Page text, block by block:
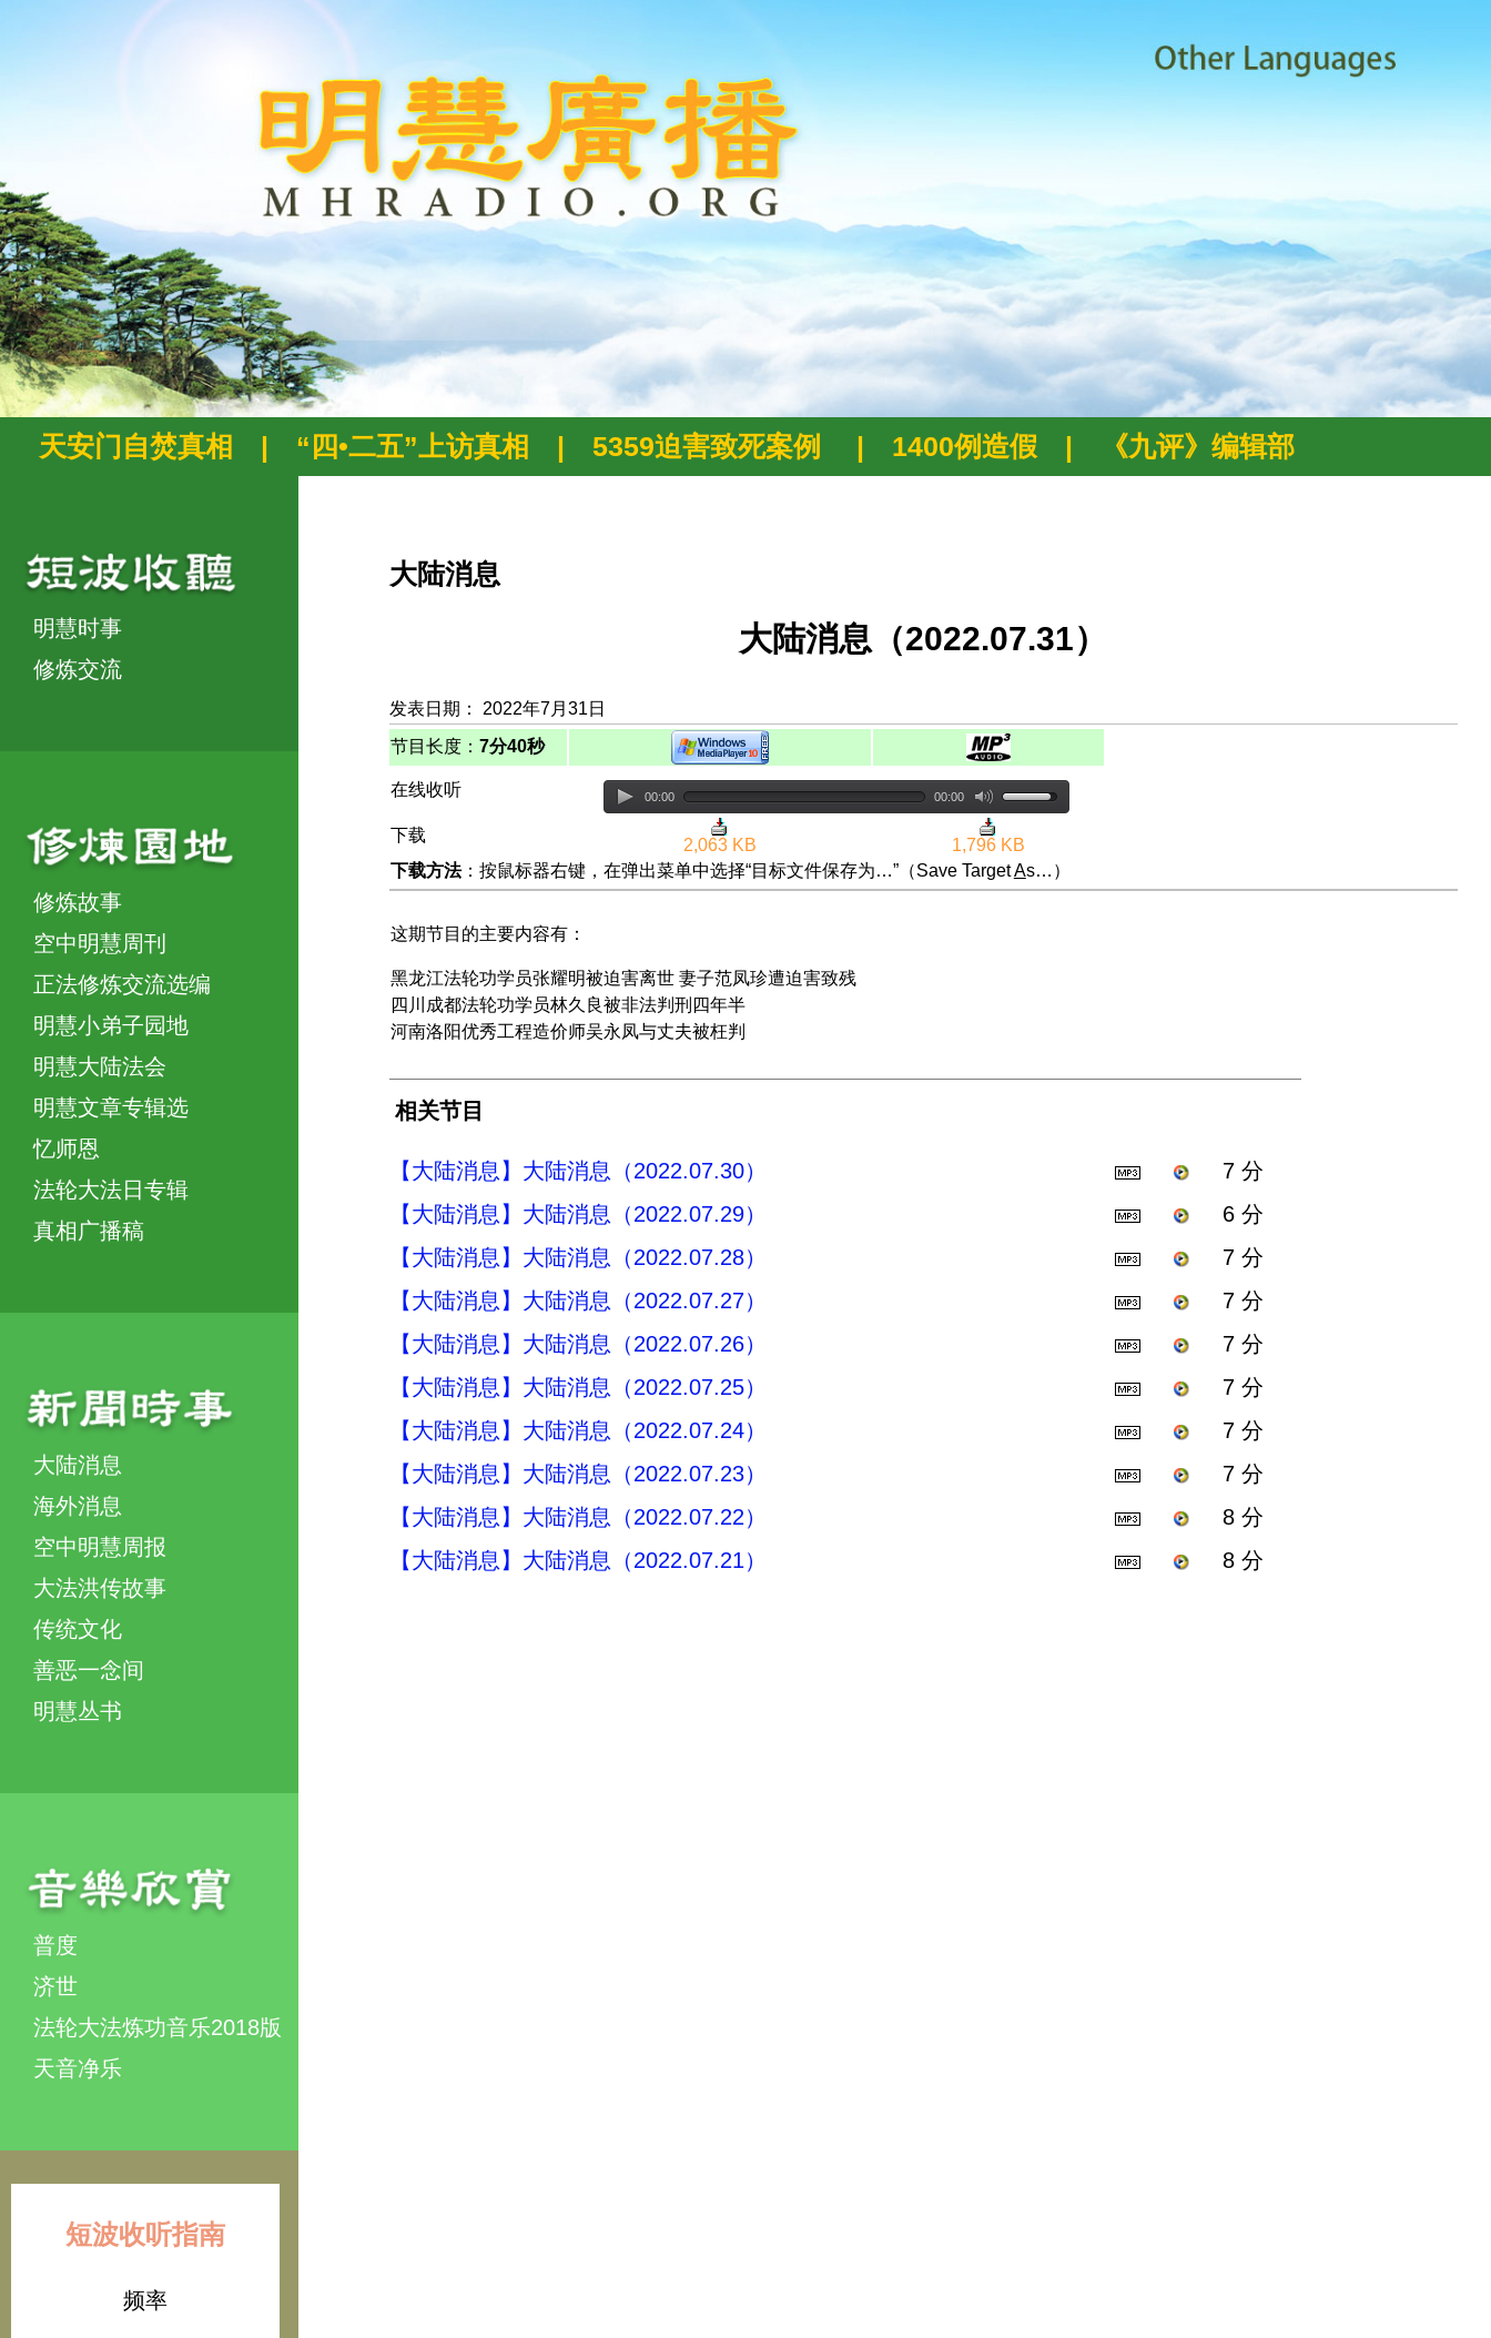
天安门自焚真相 | “四•二五”上访真相 | 5359迫害致死案例 | 1400例造假 | 《九评》编辑部
明慧时事
修炼交流
修炼故事
空中明慧周刊
正法修炼交流选编
明慧小弟子园地
明慧大陆法会
明慧文章专辑选
忆师恩
法轮大法日专辑
真相广播稿
大陆消息
海外消息
空中明慧周报
大法洪传故事
传统文化
善恶一念间
明慧丛书
普度
济世
法轮大法炼功音乐2018版
天音净乐
短波收听指南
频率
大陆消息
大陆消息（2022.07.31）
发表日期： 2022年7月31日
节目长度： 7分40秒
在线收听 00:00 00:00
下载
2,063 KB
1,796 KB
下载方法：按鼠标器右键，在弹出菜单中选择“目标文件保存为…”（Save TargetAs…）
这期节目的主要内容有：
黑龙江法轮功学员张耀明被迫害离世 妻子范凤珍遭迫害致残
四川成都法轮功学员林久良被非法判刑四年半
河南洛阳优秀工程造价师吴永凤与丈夫被枉判
相关节目
【大陆消息】大陆消息（2022.07.30）
7 分
【大陆消息】大陆消息（2022.07.29）
6 分
【大陆消息】大陆消息（2022.07.28）
7 分
【大陆消息】大陆消息（2022.07.27）
7 分
【大陆消息】大陆消息（2022.07.26）
7 分
【大陆消息】大陆消息（2022.07.25）
7 分
【大陆消息】大陆消息（2022.07.24）
7 分
【大陆消息】大陆消息（2022.07.23）
7 分
【大陆消息】大陆消息（2022.07.22）
8 分
【大陆消息】大陆消息（2022.07.21）
8 分